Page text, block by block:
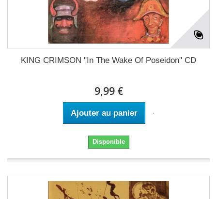
KING CRIMSON "In The Wake Of Poseidon" CD
9,99 €
Ajouter au panier
Disponible